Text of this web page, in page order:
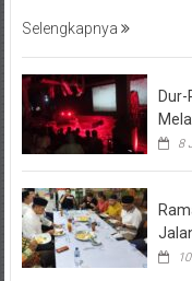
Selengkapnya
Dur-
8